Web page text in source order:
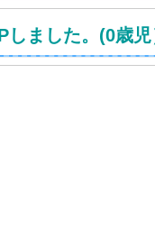
しました。(0歳